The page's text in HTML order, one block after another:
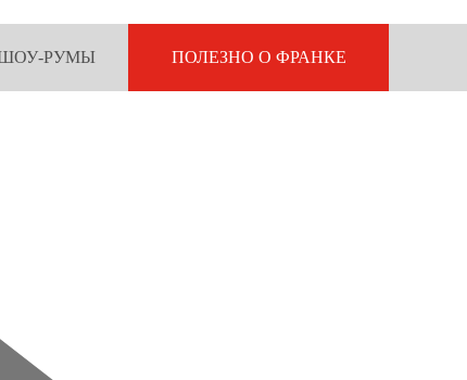
РУМЫ ПОЛЕЗНО О ФРАНКЕ